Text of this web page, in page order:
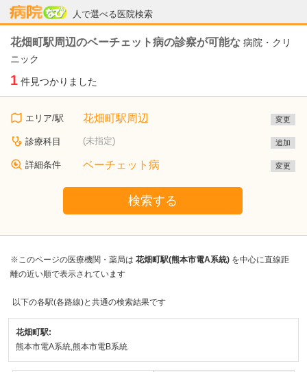
人で選べる医院検索
病院なび
花畑町駅周辺のベーチェット病の診察が可能な 病院・クリ
ニック
1 件見つかりました
エリア/駅 花畑町駅周辺 変更
診療科目 (未指定) 追加
詳細条件 ベーチェット病 変更
検索する
※このページの医療機関・薬局は 花畑町駅(熊本市電A系統) を中心に直線距
離の近い順で表示されています
以下の各駅(各路線)と共通の検索結果です
花畑町駅:
熊本市電A系統,熊本市電B系統